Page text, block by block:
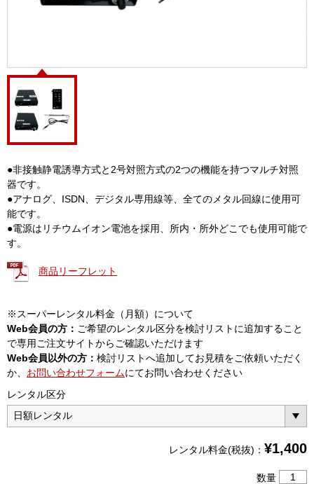
●非接触静電誘導方式と2号対照方式の2つの機能を持つマルチ対照
器です。
●アナログ、ISDN、デジタル専用線等、全てのメタル回線に使用可
能です。
●電源はリチウムイオン電池を採用、所内・所外どこでも使用可能で
す。
商品リーフレット
※スーパーレンタル料金（月額）について
Web会員の方： ご希望のレンタル区分を検討リストに追加すること
で専用ご注文サイトからご確認いただけます
Web会員以外の方： 検討リストへ追加してお見積をご依頼いただく
か、 お問い合わせフォームにてお問い合わせください
レンタル区分
レンタル料金(税抜)： ¥1,400
数量